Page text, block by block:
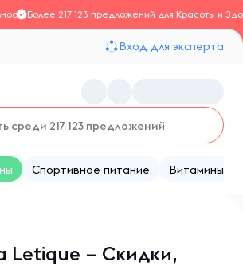
Более 217 123 предложений для Красоты и
Вход для эксперта
Спортивное питание Витамины
Letique – Скидки,